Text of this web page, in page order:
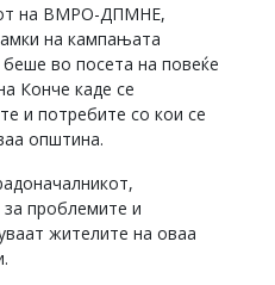
на ВМРО-ДПМНЕ,
на кампањата
беше во посета на повеќе
Конче каде се
и потребите со кои се
општина.
проблемите и
жителите на оваа